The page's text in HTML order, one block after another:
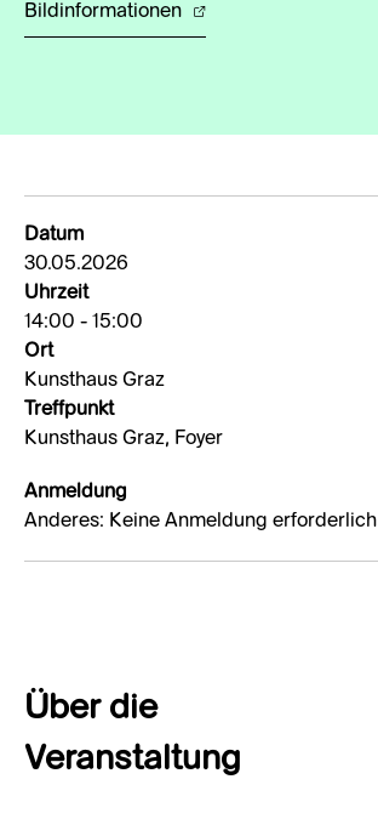
Bildinformationen
Datum
30.05.2026
Uhrzeit
14:00 - 15:00
Ort
Kunsthaus Graz
Treffpunkt
Kunsthaus Graz, Foyer
Anmeldung
Anderes: Keine Anmeldung erforderlich
Über die
Veranstaltung